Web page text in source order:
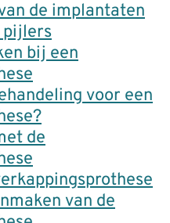
de implantaten
pijlers
bij een
voor een
de
van de